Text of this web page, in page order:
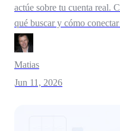
actúe sobre tu cuenta real.
qué buscar y cómo
Matias
Jun 11, 2026